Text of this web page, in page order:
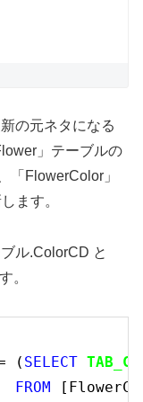
の元ネタになる
」テーブルの
「FlowerColor」
ます。
ル.ColorCD と
。
( SELECT
FROM